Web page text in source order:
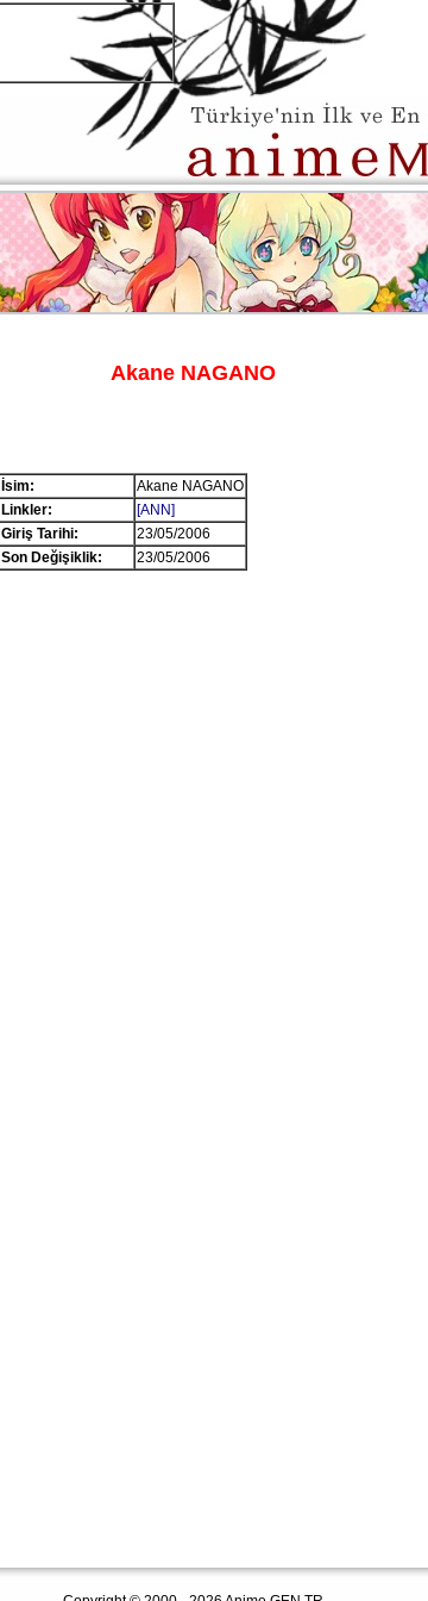
Akane NAGANO
İsim:
Akane NAGANO
Linkler:
[ANN]
Giriş Tarihi:
23/05/2006
Son Değişiklik:
23/05/2006